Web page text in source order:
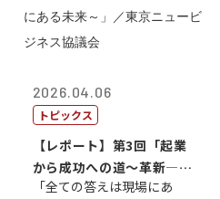
2026.04.06
トピックス
【レポート】第3回「起業
から成功への道～革新―挑
戦の先にある...
「全ての答えは現場にあ